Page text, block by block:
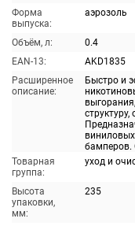
Форма
выпуска:
аэрозоль
Объём, л:
0.4
EAN-13:
AKD1835
Расширенное
описание:
Быстро и
бамперов.
Товарная
группа:
уход и
Высота
упаковки,
мм:
235